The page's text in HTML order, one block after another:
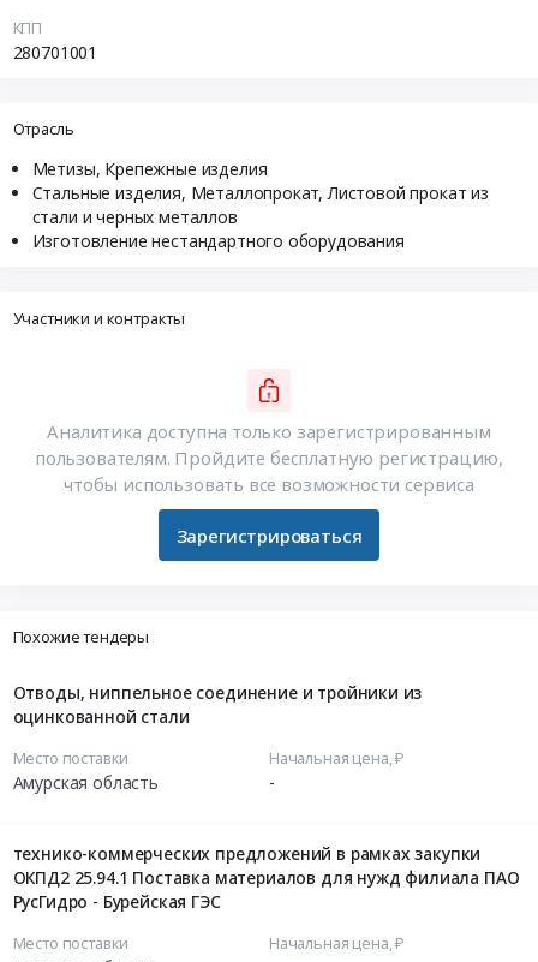
КПП
280701001
Отрасль
Метизы, Крепежные изделия
Стальные изделия, Металлопрокат, Листовой прокат из
стали и черных металлов
Изготовление нестандартного оборудования
Участники и контракты
Аналитика доступна только зарегистрированным
пользователям. Пройдите бесплатную регистрацию,
чтобы использовать все возможности сервиса
Зарегистрироваться
Похожие тендеры
Отводы, ниппельное соединение и тройники из
оцинкованной стали
Место поставки
Амурская область
Начальная цена, ₽
-
технико-коммерческих предложений в рамках закупки
ОКПД2 25.94.1 Поставка материалов для нужд филиала ПАО
РусГидро - Бурейская ГЭС
Место поставки Начальная цена, ₽